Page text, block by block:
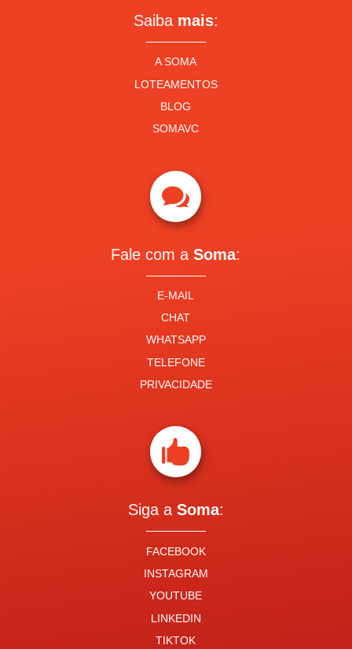
Saiba mais:
A SOMA
LOTEAMENTOS
BLOG
SOMAVC

Fale com aSoma:
E-MAIL
CHAT
WHATSAPP
TELEFONE
PRIVACIDADE

Siga a Soma:
FACEBOOK
INSTAGRAM
YOUTUBE
LINKEDIN
TIKTOK